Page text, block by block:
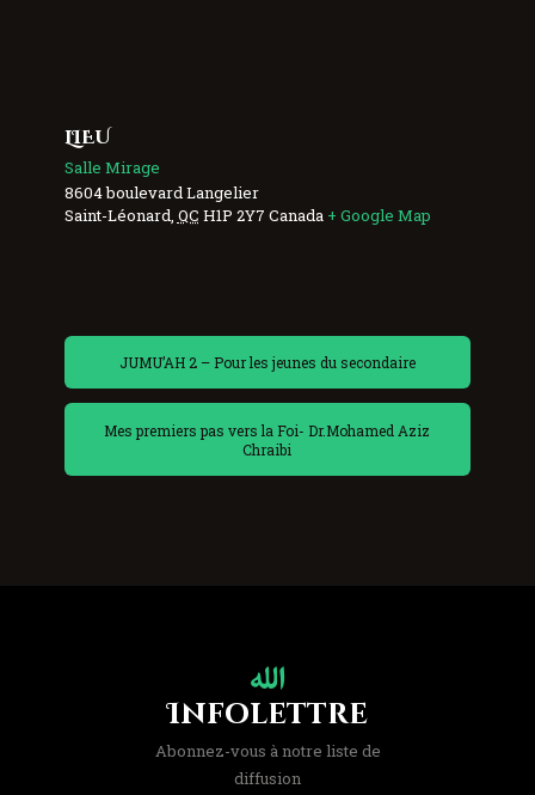
LIEU
Salle Mirage
8604 boulevard Langelier
Saint-Léonard QC H1P 2Y7 Canada + Google Map
JUMU’AH 2 – Pour les jeunes du secondaire
Mes premiers pas vers la Foi- Dr.Mohamed Aziz
Chraibi
Infolettre
Abonnez-vous à notre liste de
diffusion